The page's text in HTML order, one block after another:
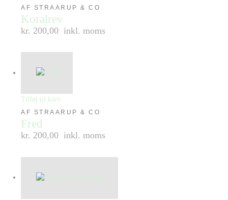
AF STRAARUP & CO
Koralrev
kr. 200,00 inkl. moms
Tilføj til kurv
AF STRAARUP & CO
Fred
kr. 200,00 inkl. moms